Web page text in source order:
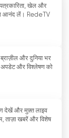
खेल और
आनंद लें। RedeTV
और दुनिया भर
और विश्लेषण को
देखें और मुफ़्त लाइव
ताज़ा खबरें और विशेष